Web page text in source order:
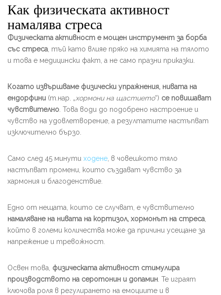
Как физическата активност
намалява стреса
Физическата активност е мощен инструмент за борба
със стреса , тъй като влияе пряко на химията на тялото
и това е медицински факт, а не само празни приказки.
Когато извършваме физически упражнения, нивата на
ендорфини (т.нар. „хормони на щастието“) се повишават
чувствително . Това води до подобрено настроение и
чувство на удовлетворение, а резултатите настъпват
изключително бързо.
Само след 45 минути ходене , в човешкото тяло
настъпват промени, които създават чувство за
хармония и благоденствие.
Едно от нещата, които се случват, е чувствително
намаляване на нивата на кортизол, хормонът на стреса
който в големи количества може да причини усещане за
напрежение и тревожност.
Освен това, физическата активност стимулира
производството на серотонин и допамин . Те играят
ключова роля в регулирането на емоциите и в